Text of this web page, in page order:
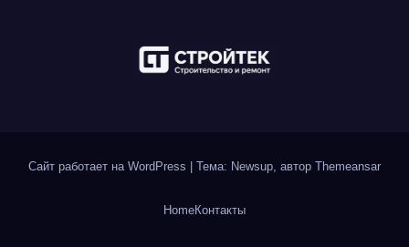
Сайт работает на WordPress Тема: Newsup, автор Themeansar
HomeКонтакты